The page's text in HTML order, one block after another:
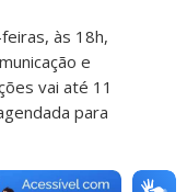
às 18h,
e
vai até 11
para